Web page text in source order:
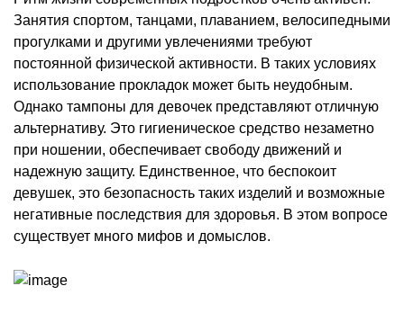
Занятия спортом, танцами, плаванием, велосипедными
прогулками и другими увлечениями требуют
постоянной физической активности. В таких условиях
использование прокладок может быть неудобным.
Однако тампоны для девочек представляют отличную
альтернативу. Это гигиеническое средство незаметно
при ношении, обеспечивает свободу движений и
надежную защиту. Единственное, что беспокоит
девушек, это безопасность таких изделий и возможные
негативные последствия для здоровья. В этом вопросе
существует много мифов и домыслов.